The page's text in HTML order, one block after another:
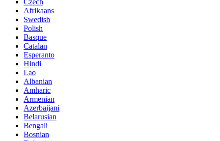
Czech
Afrikaans
Swedish
Polish
Basque
Catalan
Esperanto
Hindi
Lao
Albanian
Amharic
Armenian
Azerbaijani
Belarusian
Bengali
Bosnian